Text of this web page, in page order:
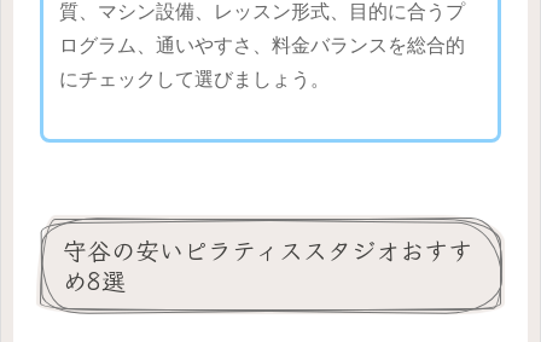
質、マシン設備、レッスン形式、目的に合うプ
ログラム、通いやすさ、料金バランスを総合的
にチェックして選びましょう。
守谷の安いピラティススタジオおすす
め8選